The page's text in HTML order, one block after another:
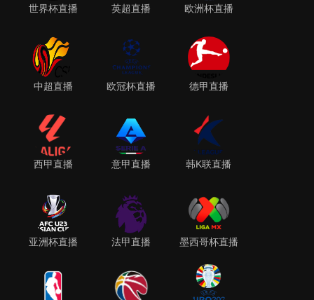
世界杯直播 英超直播 欧洲杯直播
中超直播 欧冠杯直播 德甲直播
西甲直播 意甲直播 韩K联直播
亚洲杯直播 法甲直播 墨西哥杯直播